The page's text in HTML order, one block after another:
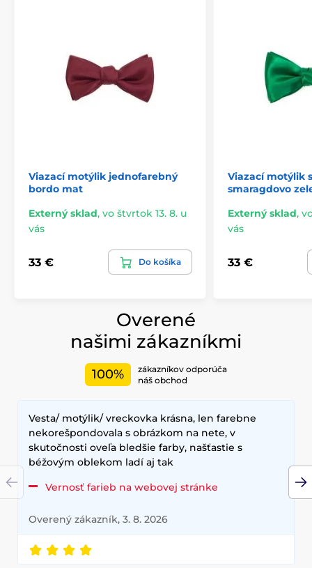
Viazací motýlik jednofarebný
bordo mat
Externý sklad, vo štvrtok 13. 8. u
vás
33 € Do košíka
Viazací motýlik
smaragdovo
Externý sklad,
vás
33 €
Overené
našimi zákazníkmi
100%
zákazníkov odporúča
náš obchod
Vesta/ motýlik/ vreckovka krásna, len farebne
nekorešpondovala s obrázkom na nete, v
skutočnosti oveľa bledšie farby, našťastie s
béžovým oblekom ladí aj tak
Vernosť farieb na webovej stránke
Overený zákazník, 3. 8. 2026